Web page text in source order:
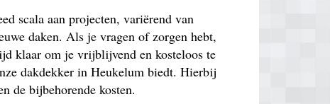
scala aan projecten, variërend van
daken. Als je vragen of zorgen hebt,
klaar om je vrijblijvend en kosteloos te
dakdekker in Heukelum biedt. Hierbij
de bijbehorende kosten.